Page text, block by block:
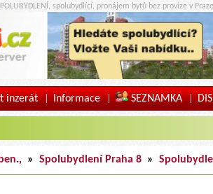
spolubydlící, pronájem bytů bez provize v
inzerát | Informace | SEZNAMKA |
» Spolubydlení Praha 8 »